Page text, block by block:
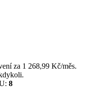
za 1 268,99 Kč/měs.
8